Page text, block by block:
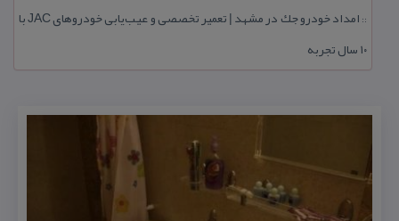
::
امداد خودرو جك در مشهد | تعمیر تخصصی و عیب‌یابی خودروهای JAC با
۱۰ سال تجربه